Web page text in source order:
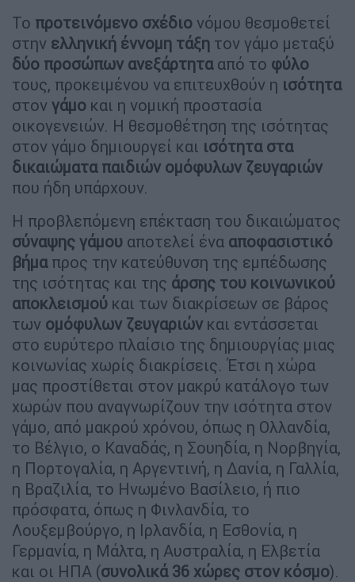
Το προτεινόμενο σχέδιο νόμου θεσμοθετεί
στην ελληνική έννομη τάξη τον γάμο μεταξύ
δύο προσώπων ανεξάρτητααπό το φύλο
τους, προκειμένου να επιτευχθούν η ισότητα
στον γάμο και η νομική προστασία
οικογενειών. Η θεσμοθέτηση της ισότητας
στον γάμο δημιουργεί και ισότητα στα
δικαιώματα παιδιών ομόφυλων ζευγαριών
που ήδη υπάρχουν.
Η προβλεπόμενη επέκταση του δικαιώματος
σύναψης γάμου αποτελεί ένα αποφασιστικό
βήμαπρος την κατεύθυνση της εμπέδωσης
της ισότητας και της άρσης του κοινωνικού
αποκλεισμού και των διακρίσεων σε βάρος
των ομόφυλων ζευγαριών και εντάσσεται
στo ευρύτερο πλαίσιο της δημιουργίας μιας
κοινωνίας χωρίς διακρίσεις. Έτσι η χώρα
μας προστίθεται στον μακρύ κατάλογο των
χωρών που αναγνωρίζουν την ισότητα στον
γάμο, από μακρού χρόνου, όπως η Ολλανδία,
το Βέλγιο, ο Καναδάς, η Σουηδία, η Νορβηγία,
η Πορτογαλία, η Αργεντινή, η Δανία, η Γαλλία,
η Βραζιλία, το Ηνωμένο Βασίλειο, ή πιο
πρόσφατα, όπως η Φινλανδία, το
Λουξεμβούργο, η Ιρλανδία, η Εσθονία, η
Γερμανία, η Μάλτα, η Αυστραλία, η Ελβετία
και οι ΗΠΑ (συνολικά 36 χώρες στον κόσμο).